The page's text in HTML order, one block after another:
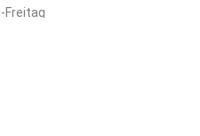
Freitag